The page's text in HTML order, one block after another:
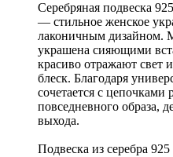
Серебряная подвеска
— стильное женское
лаконичным дизайном.
украшена сияющими
красиво отражают свет
блеск. Благодаря
сочетается с
повседневного образа,
выхода.
Подвеска из серебра